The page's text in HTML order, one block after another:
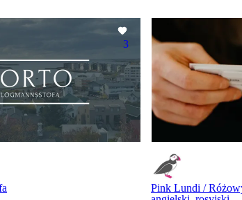
3
Pink Lundi /